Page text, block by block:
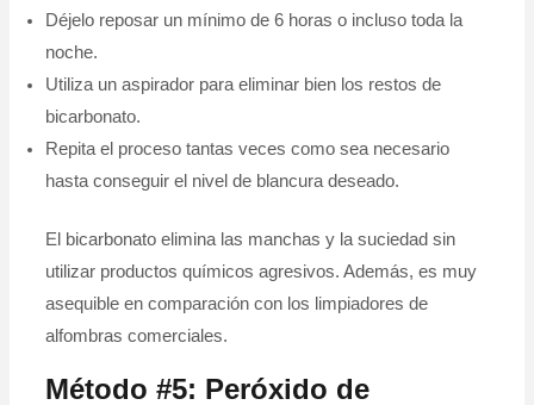
Déjelo reposar un mínimo de 6 horas o incluso toda la
noche.
Utiliza un aspirador para eliminar bien los restos de
bicarbonato.
Repita el proceso tantas veces como sea necesario
hasta conseguir el nivel de blancura deseado.
El bicarbonato elimina las manchas y la suciedad sin
utilizar productos químicos agresivos. Además, es muy
asequible en comparación con los limpiadores de
alfombras comerciales.
Método #5: Peróxido de